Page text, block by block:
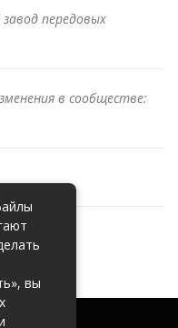
передовых
в сообществе:
вы